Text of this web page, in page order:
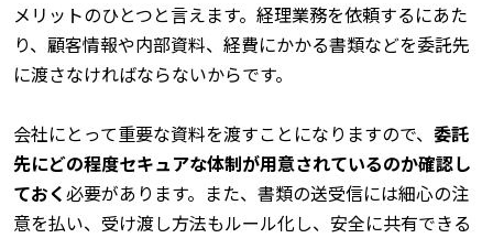
メリットのひとつと言えます。経理業務を依頼するにあた
り、顧客情報や内部資料、経費にかかる書類などを委託先
に渡さなければならないからです。
会社にとって重要な資料を渡すことになりますので、 委託
先にどの程度セキュアな体制が用意されているのか確認し
ておく必要があります。また、書類の送受信には細心の注
意を払い、受け渡し方法もルール化し、安全に共有できる